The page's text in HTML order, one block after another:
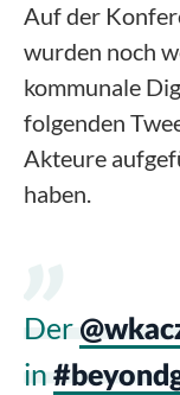
Auf der
wurden noch
kommunale
folgenden
Akteure
haben.
Der
in